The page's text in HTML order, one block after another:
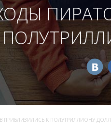
ПРИБЛИЗИЛИСЬ К ПОЛУТРИЛЛИОНУ